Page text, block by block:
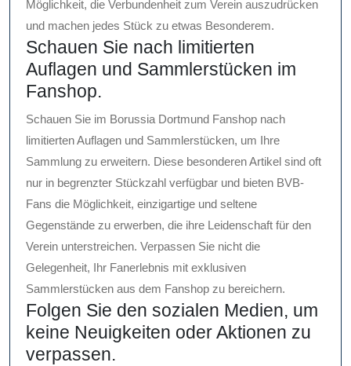
Möglichkeit, die Verbundenheit zum Verein auszudrücken
und machen jedes Stück zu etwas Besonderem.
Schauen Sie nach limitierten
Auflagen und Sammlerstücken im
Fanshop.
Schauen Sie im Borussia Dortmund Fanshop nach
limitierten Auflagen und Sammlerstücken, um Ihre
Sammlung zu erweitern. Diese besonderen Artikel sind oft
nur in begrenzter Stückzahl verfügbar und bieten BVB-
Fans die Möglichkeit, einzigartige und seltene
Gegenstände zu erwerben, die ihre Leidenschaft für den
Verein unterstreichen. Verpassen Sie nicht die
Gelegenheit, Ihr Fanerlebnis mit exklusiven
Sammlerstücken aus dem Fanshop zu bereichern.
Folgen Sie den sozialen Medien, um
keine Neuigkeiten oder Aktionen zu
verpassen.